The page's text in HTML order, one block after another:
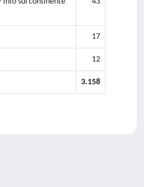
17
12
3.158